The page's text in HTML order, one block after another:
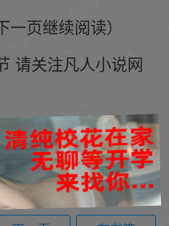
一页继续阅读）
请关注凡人小说网